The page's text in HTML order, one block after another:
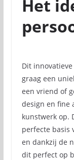
Het
Dit
graag een
een vriend of
design en fine
kunstwerk op.
perfecte basis
en dankzij de
dit perfect op